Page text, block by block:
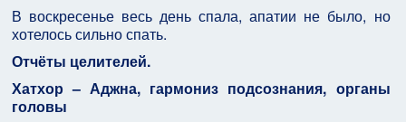
В воскресенье весь день спала, апатии не было, но
хотелось сильно спать.
Отчёты целителей.
Хатхор – Аджна, гармониз подсознания, органы
головы